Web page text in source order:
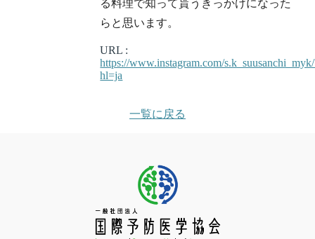
る料理で知って貰うきっかけになった
らと思います。
URL :
https://www.instagram.com/
hl=ja
一覧に戻る